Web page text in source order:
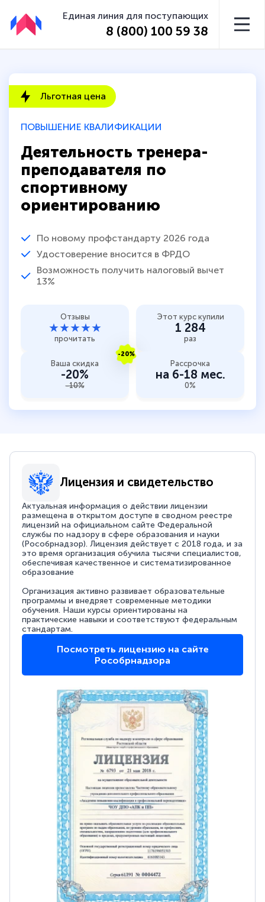
Единая линия для поступающих
8 (800) 100 59 38
ПОВЫШЕНИЕ КВАЛИФИКАЦИИ
Деятельность тренера-
преподавателя по
спортивному
ориентированию
По новому профстандарту 2026 года
Удостоверение вносится в ФРДО
Возможность получить налоговый вычет
13%
Льготная цена
Отзывы
★★★★★
прочитать
Этот курс купили
1 284
раз
-20%
Ваша скидка
-20%
-10%
Рассрочка
на 6-18 мес.
0%
Лицензия и свидетельство
Актуальная информация о действии лицензии
размещена в открытом доступе в сводном реестре
лицензий на официальном сайте Федеральной
службы по надзору в сфере образования и науки
(Рособрнадзор). Лицензия действует с 2018 года, и за
это время организация обучила тысячи специалистов,
обеспечивая качественное и систематизированное
образование
Организация активно развивает образовательные
программы и внедряет современные методики
обучения. Наши курсы ориентированы на
практические навыки и соответствуют федеральным
стандартам.
Посмотреть лицензию на сайте
Рособрнадзора